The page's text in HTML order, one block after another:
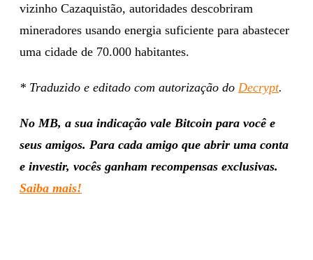
vizinho Cazaquistão, autoridades descobriram
mineradores usando energia suficiente para abastecer
uma cidade de 70.000 habitantes.
* Traduzido e editado com autorização do Decrypt.
No MB, a sua indicação vale Bitcoin para você e
seus amigos. Para cada amigo que abrir uma conta
e investir, vocês ganham recompensas exclusivas.
Saiba mais!